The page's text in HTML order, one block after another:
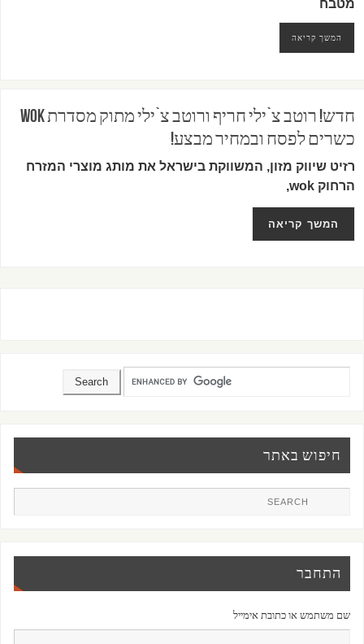
מטבח
המשך קריאה
חדש! רוטב צ`ילי חריף ורוטב צ`ילי מתוק מסדרת wok
כשרים לפסח ובמחיר מבצע!
רזיט שיווק מזון, המשווקת בישראל את מותג מוצרי המזרח
הרחוק wok,
המשך קריאה
חיפוש באתר
התחבר
שם משתמש או כתובת אימייל